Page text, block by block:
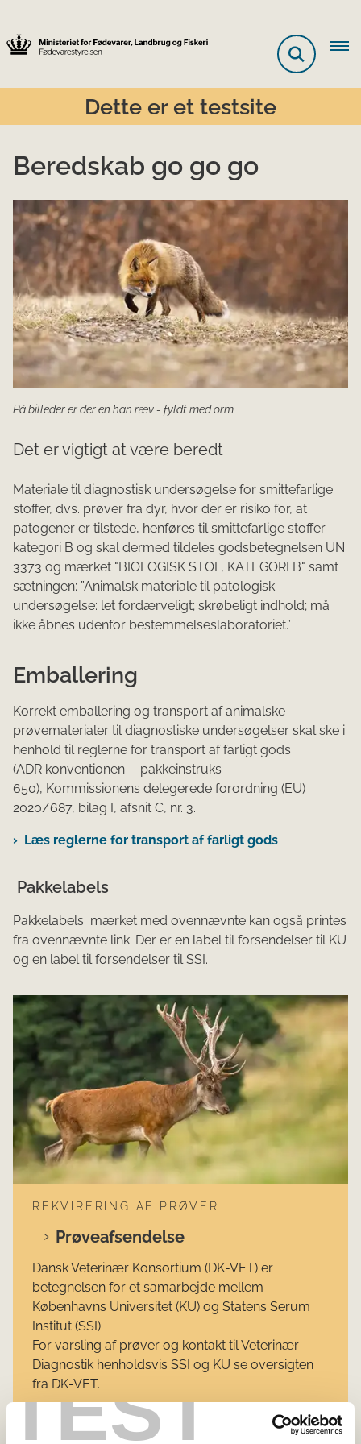
TEST
Dette er et testsite
Beredskab go go go
På billeder er der en han ræv - fyldt med orm
Det er vigtigt at være beredt
Materiale til diagnostisk undersøgelse for smittefarlige
stoffer, dvs. prøver fra dyr, hvor der er risiko for, at
patogener er tilstede, henføres til smittefarlige stoffer
kategori B og skal dermed tildeles godsbetegnelsen UN
3373 og mærket "BIOLOGISK STOF, KATEGORI B" samt
sætningen: ”Animalsk materiale til patologisk
undersøgelse: let fordærveligt; skrøbeligt indhold; må
ikke åbnes udenfor bestemmelseslaboratoriet.”
Emballering
Korrekt emballering og transport af animalske
prøvematerialer til diagnostiske undersøgelser skal ske i
henhold til reglerne for transport af farligt gods
(ADR konventionen - pakkeinstruks
650), Kommissionens delegerede forordning (EU)
2020/687, bilag I, afsnit C, nr. 3.
Læs reglerne for transport af farligt gods
Pakkelabels
Pakkelabels mærket med ovennævnte kan også printes
fra ovennævnte link. Der er en label til forsendelser til KU
og en label til forsendelser til SSI.
REKVIRERING AF PRØVER
Prøveafsendelse
Dansk Veterinær Konsortium (DK-VET) er
betegnelsen for et samarbejde mellem
Københavns Universitet (KU) og Statens Serum
Institut (SSI).
For varsling af prøver og kontakt til Veterinær
Diagnostik henholdsvis SSI og KU se oversigten
fra DK-VET.